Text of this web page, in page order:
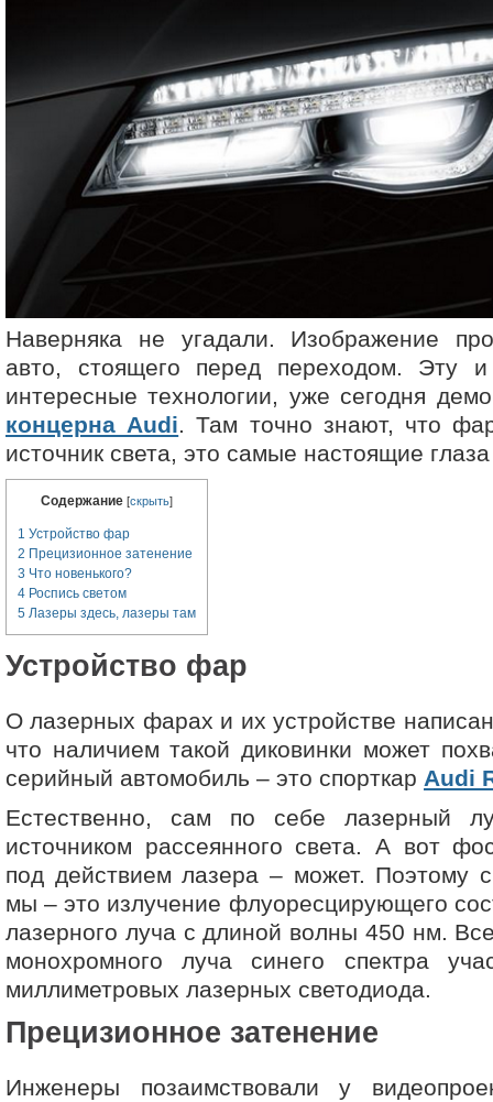
Наверняка не угадали. Изображение
авто, стоящего перед переходом. Эту
интересные технологии, уже сегодня
концерна Audi. Там точно знают, что
источник света, это самые настоящие
Содержание [скрыть]
1 Устройство фар
2 Прецизионное затенение
3 Что новенького?
4 Роспись светом
5 Лазеры здесь, лазеры там
Устройство фар
О лазерных фарах и их устройстве
что наличием такой диковинки может
серийный автомобиль – это спорткар Audi
Естественно, сам по себе лазерный
источником рассеянного света. А вот
под действием лазера – может. Поэтому
мы – это излучение флуоресцирующего
лазерного луча с длиной волны 450 нм.
монохромного луча синего спектра
миллиметровых лазерных светодиода.
Прецизионное затенение
Инженеры позаимствовали у